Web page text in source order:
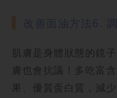
肌膚是身體狀態的鏡
膚也會抗議！多吃富
果、優質蛋白質，減